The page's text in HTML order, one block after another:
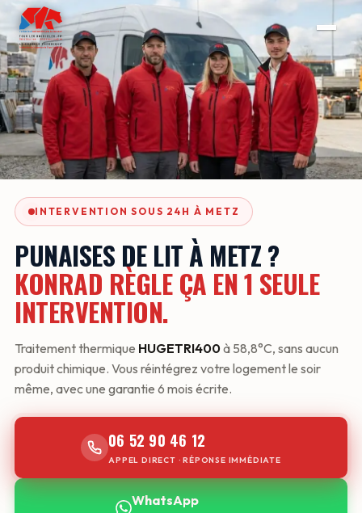
INTERVENTION SOUS 24H À METZ
PUNAISES DE LIT À METZ ?
KONRAD RÈGLE ÇA EN 1 SEULE
INTERVENTION.
Traitement thermique HUGETRI400à 58,8°C, sans aucun
produit chimique. Vous réintégrez votre logement le soir
même, avec une garantie 6 mois écrite.
06 52 90 46 12
APPEL DIRECT · RÉPONSE IMMÉDIATE
WhatsApp